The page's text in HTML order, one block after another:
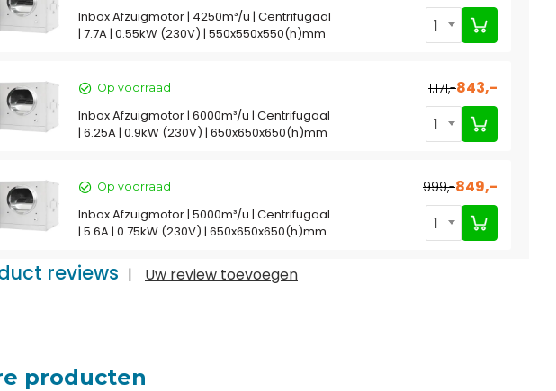
Inbox Afzuigmotor | 4250m³/u | Centrifugaal
| 7.7A | 0.55kW (230V) | 550x550x550(h)mm
1
Op voorraad 1.171,-843,-
Inbox Afzuigmotor | 6000m³/u | Centrifugaal
| 6.25A | 0.9kW (230V) | 650x650x650(h)mm
1
Op voorraad 999,-849,-
Inbox Afzuigmotor | 5000m³/u | Centrifugaal
| 5.6A | 0.75kW (230V) | 650x650x650(h)mm
1
reviews | Uw review toevoegen
producten